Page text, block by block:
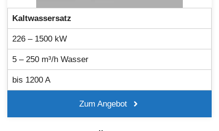
Kaltwassersatz
226 – 1500 kW
5 – 250 m³/h Wasser
bis 1200 A
Zum Angebot